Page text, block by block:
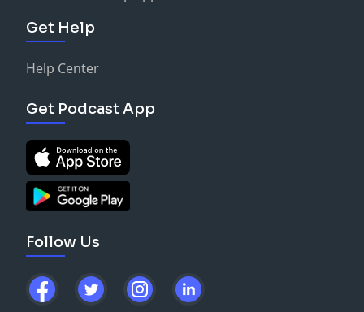
Get Help
Help Center
Get Podcast App
Follow Us